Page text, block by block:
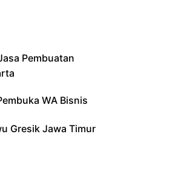
Pembuatan
WA Bisnis
Gresik Jawa Timur